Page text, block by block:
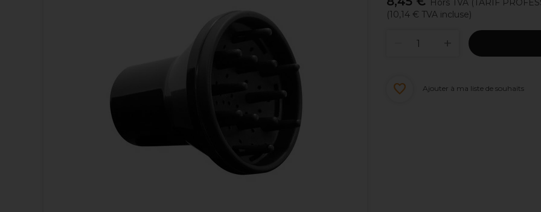
Hors TVA (TARIF
(10,14 € TVA incluse)
Ajouter à ma liste de souhaits